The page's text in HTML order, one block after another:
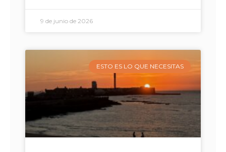
9 de junio de 2026
ESTO ES LO QUE NECESITAS